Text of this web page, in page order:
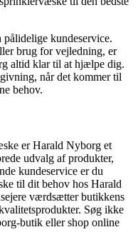
kundeservice.
brug for vejledning, er
altid klar til at hjælpe dig.
når det kommer til
behov.
er Harald Nyborg et
udvalg af produkter,
kundeservice er du
til dit behov hos Harald
værdsætter butikkens
Søg ikke
butik eller shop online